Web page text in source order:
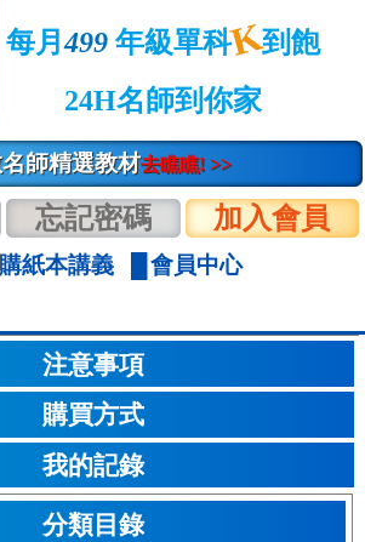
每月499年級單科K到飽
24H名師到你家
師精選教材去瞧瞧! >>
忘記密碼 加入會員
紙本講義
會員中心
注意事項
購買方式
我的記錄
分類目錄